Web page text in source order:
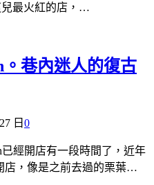
兒最火紅的店，…
。巷內迷人的復古
日 0
經開店有一段時間了，近年
店，像是之前去過的栗葉…